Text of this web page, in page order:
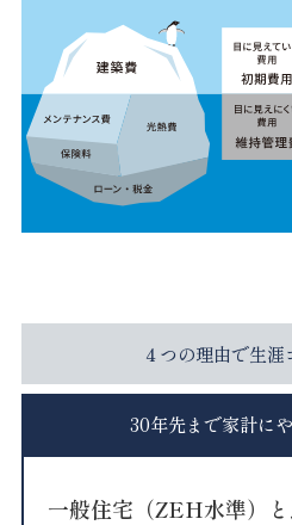
４つの理由で生
30年先まで家計に
一般住宅（ZEH水準）